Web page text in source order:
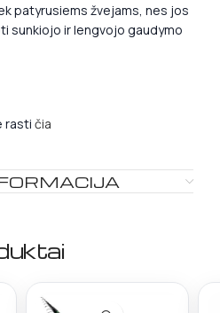
patyrusiems žvejams, nes jos
sunkiojo ir lengvojo gaudymo
rasti čia